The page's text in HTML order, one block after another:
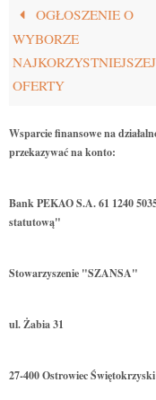
OGŁOSZENIE O
WYBORZE
NAJKORZYSTNIEJSZEJ
OFERTY
Wsparcie finansowe na
przekazywać na konto:
Bank PEKAO S.A. 61 1240
statutową"
Stowarzyszenie "SZANSA"
ul. Żabia 31
27-400 Ostrowiec Świętokrzyski